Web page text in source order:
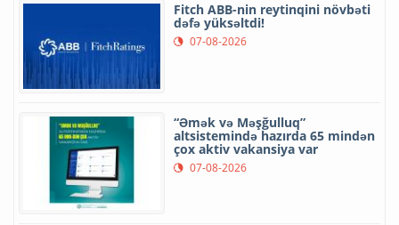
Fitch ABB-nin reytinqini növbəti
dəfə yüksəltdi!
07-08-2026
“Əmək və Məşğulluq”
altsistemində hazırda 65 mindən
çox aktiv vakansiya var
07-08-2026